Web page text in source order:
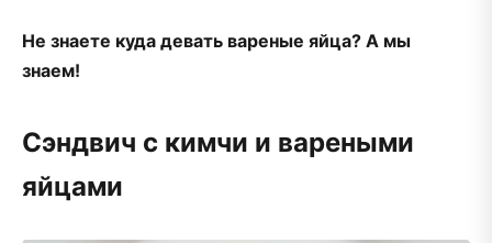
Не знаете куда девать вареные яйца? А мы
знаем!
Сэндвич с кимчи и вареными
яйцами